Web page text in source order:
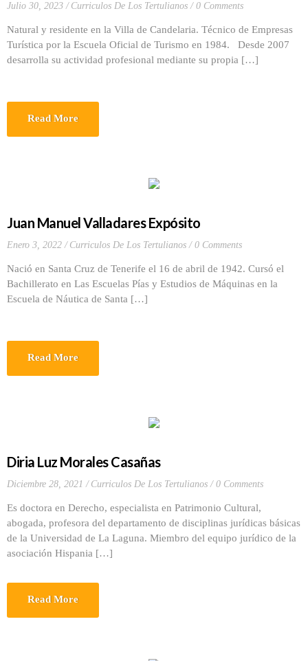
Julio 30, 2023 Curriculos De Los Tertulianos 0 Comments
Natural y residente en la Villa de Candelaria. Técnico de Empresas
Turística por la Escuela Oficial de Turismo en 1984. Desde 2007
desarrolla su actividad profesional mediante su propia […]
Read More
Juan Manuel Valladares Expósito
Enero 3, 2022 Curriculos De Los Tertulianos 0 Comments
Nació en Santa Cruz de Tenerife el 16 de abril de 1942. Cursó el
Bachillerato en Las Escuelas Pías y Estudios de Máquinas en la
Escuela de Náutica de Santa […]
Read More
Diria Luz Morales Casañas
Diciembre 28, 2021 Curriculos De Los Tertulianos 0 Comments
Es doctora en Derecho, especialista en Patrimonio Cultural,
abogada, profesora del departamento de disciplinas jurídicas básicas
de la Universidad de La Laguna. Miembro del equipo jurídico de la
asociación Hispania […]
Read More